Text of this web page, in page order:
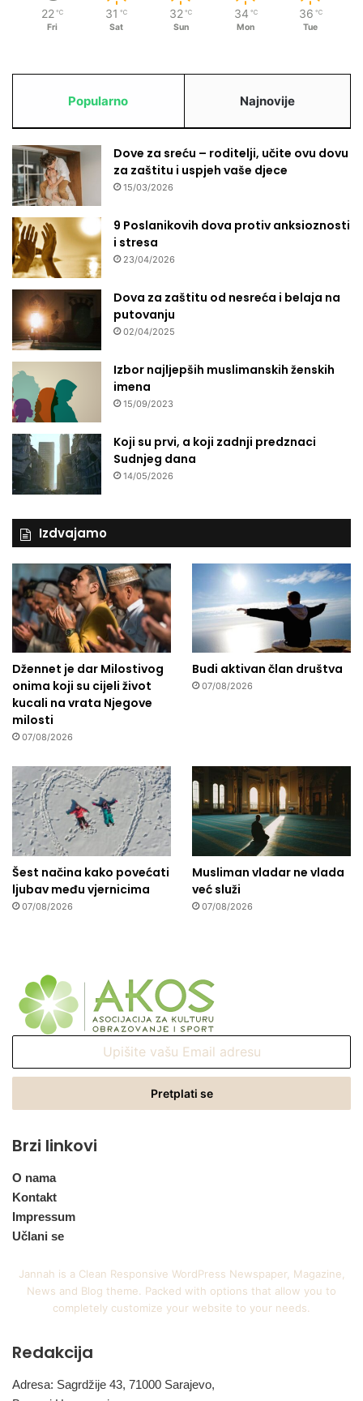
22 ℃
Fri
31 ℃
Sat
32 ℃
Sun
34 ℃
Mon
36 ℃
Tue
Popularno Najnovije
Dove za sreću – roditelji, učite ovu dovu
za zaštitu i uspjeh vaše djece
15/03/2026
9 Poslanikovih dova protiv anksioznosti
i stresa
23/04/2026
Dova za zaštitu od nesreća i belaja na
putovanju
02/04/2025
Izbor najljepših muslimanskih ženskih
imena
15/09/2023
Koji su prvi, a koji zadnji predznaci
Sudnjeg dana
14/05/2026
Izdvajamo
Džennet je dar Milostivog
onima koji su cijeli život
kucali na vrata Njegove
milosti
07/08/2026
Budi aktivan član društva
07/08/2026
Šest načina kako povećati
ljubav među vjernicima
07/08/2026
Musliman vladar ne vlada
već služi
07/08/2026
Email
Brzi linkovi
O nama
Kontakt
Impressum
Učlani se
Jannah is a Clean Responsive WordPress Newspaper, Magazine,
News and Blog theme. Packed with options that allow you to
completely customize your website to your needs.
Redakcija
Adresa: Sagrdžije 43, 71000 Sarajevo,